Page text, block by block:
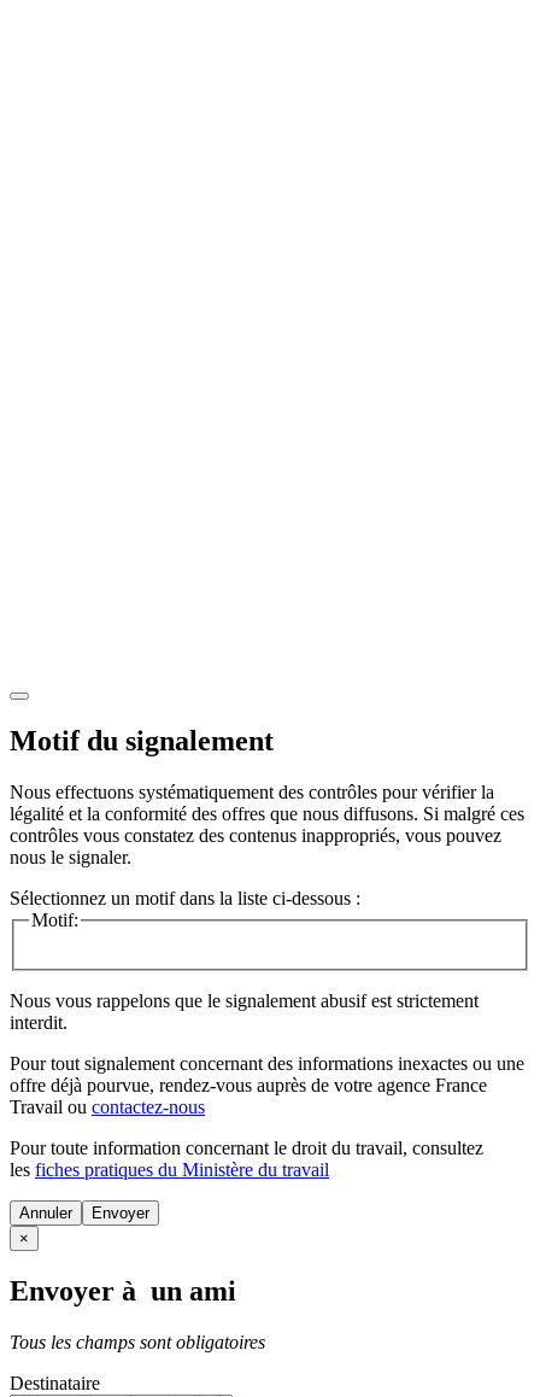
Motif du signalement
Nous effectuons systématiquement des contrôles pour vérifier la
légalité et la conformité des offres que nous diffusons. Si malgré ces
contrôles vous constatez des contenus inappropriés, vous pouvez
nous le signaler.
Sélectionnez un motif dans la liste ci-dessous :
Motif:
Nous vous rappelons que le signalement abusif est strictement
interdit.
Pour tout signalement concernant des informations inexactes ou une
offre déjà pourvue, rendez-vous auprès de votre agence France
Travail ou contactez-nous
Pour toute information concernant le droit du travail, consultez
les fiches pratiques du Ministère du travail
Annuler
×
Envoyer à un ami
Tous les champs sont obligatoires
Destinataire